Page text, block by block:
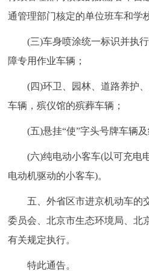
通管理部门核定的单位班车和学
(三)车身喷涂统一标识并执行
障专用作业车辆；
(四)环卫、园林、道路养护、
车辆，殡仪馆的殡葬车辆；
(五)悬挂“使”字头号牌车辆及
(六)纯电动小客车(以可充电
电动机驱动的小客车)。
五、外省区市进京机动车的
委员会、北京市生态环境局、北
有关规定执行。
特此通告。